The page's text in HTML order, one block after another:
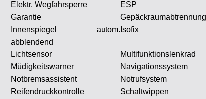
Elektr. Wegfahrsperre
ESP
Garantie
Gepäckraumabtrennung
Innenspiegel autom.
abblendend
Isofix
Lichtsensor
Multifunktionslenkrad
Müdigkeitswarner
Navigationssystem
Notbremsassistent
Notrufsystem
Reifendruckkontrolle
Schaltwippen